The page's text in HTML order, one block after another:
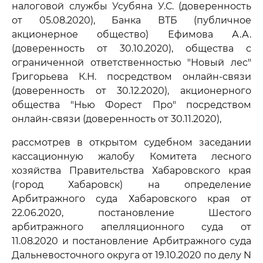
налоговой службы Усубяна У.С. (доверенность
от 05.08.2020), Банка ВТБ (публичное
акционерное общество) Ефимова А.А.
(доверенность от 30.10.2020), общества с
ограниченной ответственностью "Новый лес"
Григорьева К.Н. посредством онлайн-связи
(доверенность от 30.12.2020), акционерного
общества "Нью Форест Про" посредством
онлайн-связи (доверенность от 30.11.2020),
рассмотрев в открытом судебном заседании
кассационную жалобу Комитета лесного
хозяйства Правительства Хабаровского края
(город Хабаровск) на определение
Арбитражного суда Хабаровского края от
22.06.2020, постановление Шестого
арбитражного апелляционного суда от
11.08.2020 и постановление Арбитражного суда
Дальневосточного округа от 19.10.2020 по делу N